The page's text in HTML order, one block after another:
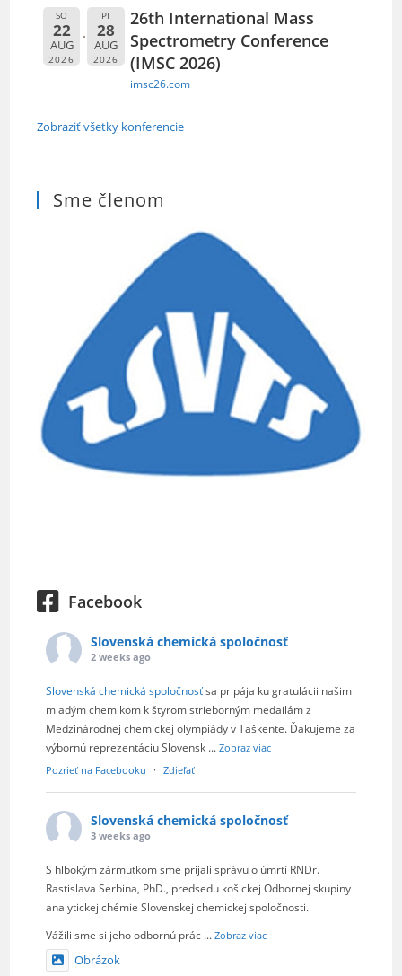
SO
22
AUG
2026
PI
28
AUG
2026
26th International Mass
Spectrometry Conference
(IMSC 2026)
imsc26.com
Zobraziť všetky konferencie
Sme členom
Facebook
Slovenská chemická spoločnosť
2 weeks ago
Slovenská chemická spoločnosťsa pripája ku gratulácii našim
mladým chemikom k štyrom strieborným medailám z
Medzinárodnej chemickej olympiády v Taškente. Ďakujeme za
výbornú reprezentáciu Slovensk ...Zobraz viac
Pozrieť na Facebooku
· Zdieľať
Slovenská chemická spoločnosť
3 weeks ago
S hlbokým zármutkom sme prijali správu o úmrtí RNDr.
Rastislava Serbina, PhD., predsedu košickej Odbornej skupiny
analytickej chémie Slovenskej chemickej spoločnosti.
Vážili sme si jeho odbornú prác ...Zobraz viac
Obrázok